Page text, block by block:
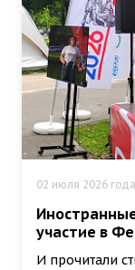
02 июля 2026
участие в
И прочитали